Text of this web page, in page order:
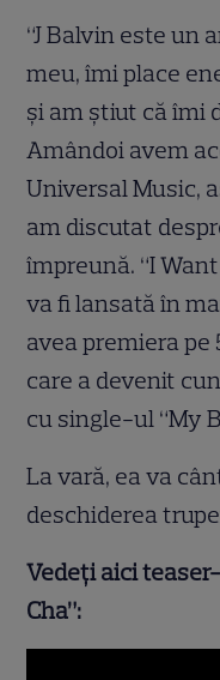
“J Balvin este un
meu, îmi place
şi am ştiut că îmi
Amândoi avem
Universal Music,
am discutat
împreună. “I
va fi lansată în
avea premiera pe
care a devenit
cu single-ul “My
La vară, ea va
deschiderea
Vedeţi aici
Cha”: